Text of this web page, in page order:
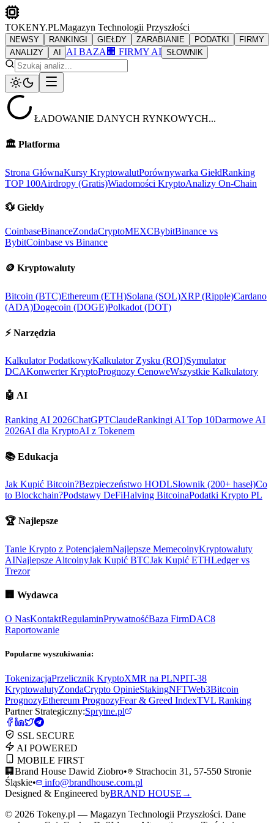
TOKENY.PLMagazyn Technologii Przyszłości
NEWSY RANKINGI GIEŁDY ZARABIANIE PODATKI
FIRMY
ANALIZY
AI AI BAZA 🏢 FIRMY AI SŁOWNIK
ŁADOWANIE DANYCH RYNKOWYCH...
🏛️ Platforma
Strona GłównaKursy KryptowalutPorównywarka GiełdRanking
TOP 100Airdropy (Gratis)Wiadomości KryptoAnalizy On-Chain
💱 Giełdy
CoinbaseBinanceZondaCryptoMEXCBybitBinance vs
BybitCoinbase vs Binance
🪙 Kryptowaluty
Bitcoin (BTC)Ethereum (ETH)Solana (SOL)XRP (Ripple)Cardano
(ADA)Dogecoin (DOGE)Polkadot (DOT)
⚡ Narzędzia
Kalkulator PodatkowyKalkulator Zysku (ROI)Symulator
DCAKonwerter KryptoPrognozy CenoweWszystkie Kalkulatory
🤖 AI
Ranking AI 2026ChatGPTClaudeRankingi AI Top 10Darmowe AI
2026AI dla KryptoAI z Tokenem
📚 Edukacja
Jak Kupić Bitcoin?Bezpieczeństwo HODLSłownik (200+ haseł)Co
to Blockchain?Podstawy DeFiHalving BitcoinaPodatki Krypto PL
🏆 Najlepsze
Tanie Krypto z PotencjałemNajlepsze MemecoinyKryptowaluty
AINajlepsze AltcoinyJak Kupić BTCJak Kupić ETHLedger vs
Trezor
🏢 Wydawca
O NasKontaktRegulaminPrywatnośćBaza FirmDAC8
Raportowanie
Popularne wyszukiwania:
TokenizacjaPrzelicznik KryptoXMR na PLNPIT-38
KryptowalutyZondaCrypto OpinieStakingNFTWeb3Bitcoin
PrognozyEthereum PrognozyFear & Greed IndexTVL Ranking
Partner Strategiczny:Sprytne.pl
SSL SECURE
AI POWERED
MOBILE FIRST
🏢 Brand House Dawid Ziobro•
Strachocin 31, 57-550 Stronie
Śląskie•
info@brandhouse.com.pl
Designed & Engineered byBRAND HOUSE →
© 2026 Tokeny.pl — Magazyn Technologii Przyszłości. Dane